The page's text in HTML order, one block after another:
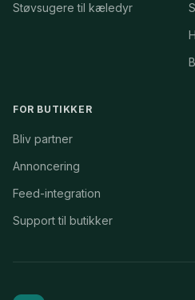
Støvsugere til kæledyr
FOR BUTIKKER
Bliv partner
Annoncering
Feed-integration
Support til butikker